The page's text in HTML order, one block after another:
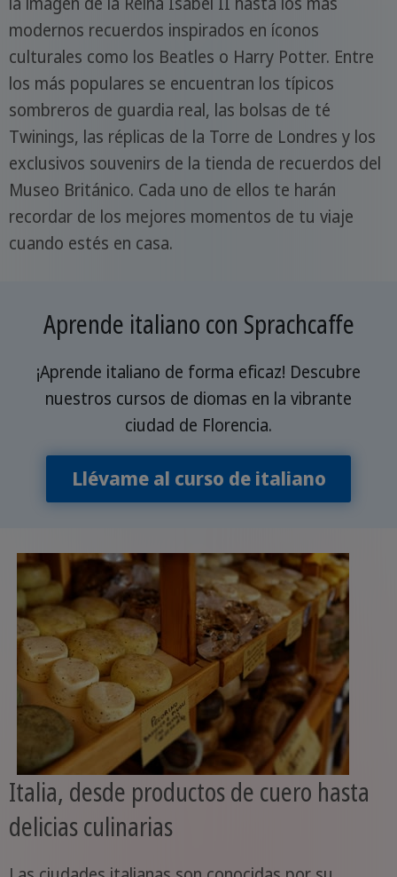
modernos recuerdos inspirados en íconos
culturales como los Beatles o Harry Potter. Entre
los más populares se encuentran los típicos
sombreros de guardia real, las bolsas de té
Twinings, las réplicas de la Torre de Londres y los
exclusivos souvenirs de la tienda de recuerdos del
Museo Británico. Cada uno de ellos te harán
recordar de los mejores momentos de tu viaje
cuando estés en casa.
Aprende italiano con Sprachcaffe
¡Aprende italiano de forma eficaz! Descubre
nuestros cursos de diomas en la vibrante
ciudad de Florencia.
Llévame al curso de italiano
Italia, desde productos de cuero hasta
delicias culinarias